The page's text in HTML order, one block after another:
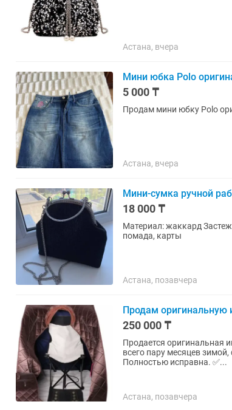
Астана, вчера
Мини юбка Polo
5 000 ₸
Продам мини юбку Polo
Астана, вчера
Мини-сумка ручной
18 000 ₸
Материал: жаккард
помада, карты
Астана, позавчера
Продам оригинальную
250 000 ₸
Продается оригинальная
всего пару месяцев зимой, сейчас стоит без
Полностью исправна. ✅...
Астана, позавчера